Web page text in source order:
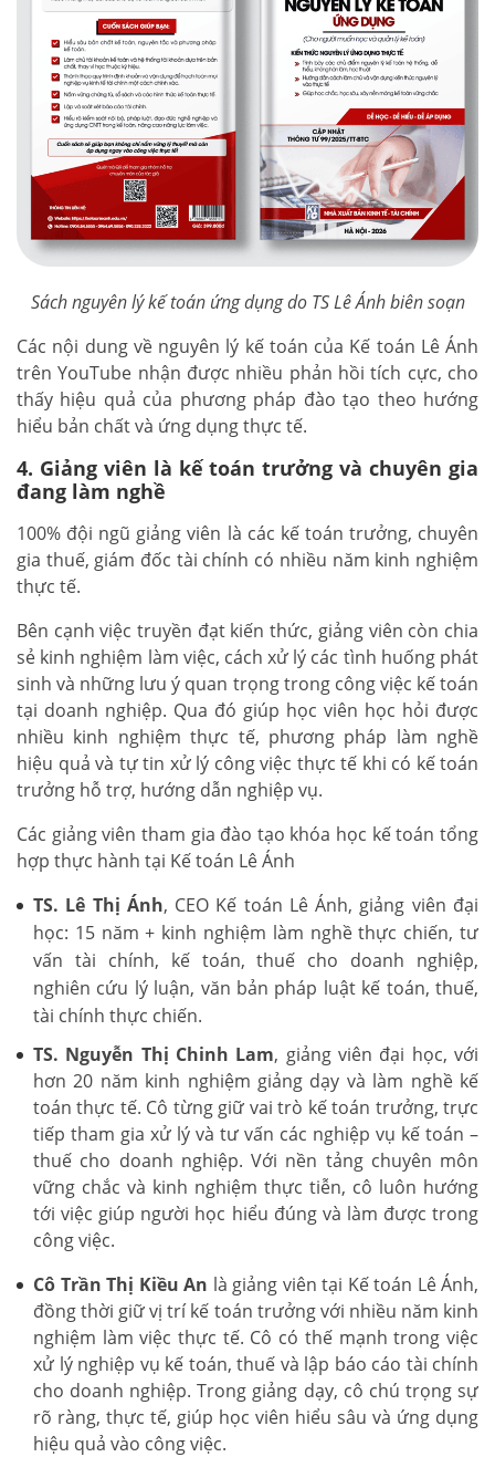
Sách nguyên lý kế toán ứng dụng do TS Lê Ánh biên soạn
Các nội dung về nguyên lý kế toán của Kế toán Lê Ánh
trên YouTube nhận được nhiều phản hồi tích cực, cho
thấy hiệu quả của phương pháp đào tạo theo hướng
hiểu bản chất và ứng dụng thực tế.
4. Giảng viên là kế toán trưởng và chuyên gia
đang làm nghề
100% đội ngũ giảng viên là các kế toán trưởng, chuyên
gia thuế, giám đốc tài chính có nhiều năm kinh nghiệm
thực tế.
Bên cạnh việc truyền đạt kiến thức, giảng viên còn chia
sẻ kinh nghiệm làm việc, cách xử lý các tình huống phát
sinh và những lưu ý quan trọng trong công việc kế toán
tại doanh nghiệp. Qua đó giúp học viên học hỏi được
nhiều kinh nghiệm thực tế, phương pháp làm nghề
hiệu quả và tự tin xử lý công việc thực tế khi có kế toán
trưởng hỗ trợ, hướng dẫn nghiệp vụ.
Các giảng viên tham gia đào tạo khóa học kế toán tổng
hợp thực hành tại Kế toán Lê Ánh
TS. Lê Thị Ánh, CEO Kế toán Lê Ánh, giảng viên đại
học: 15 năm + kinh nghiệm làm nghề thực chiến, tư
vấn tài chính, kế toán, thuế cho doanh nghiệp,
nghiên cứu lý luận, văn bản pháp luật kế toán, thuế,
tài chính thực chiến.
TS. Nguyễn Thị Chinh Lam, giảng viên đại học, với
hơn 20 năm kinh nghiệm giảng dạy và làm nghề kế
toán thực tế. Cô từng giữ vai trò kế toán trưởng, trực
tiếp tham gia xử lý và tư vấn các nghiệp vụ kế toán –
thuế cho doanh nghiệp. Với nền tảng chuyên môn
vững chắc và kinh nghiệm thực tiễn, cô luôn hướng
tới việc giúp người học hiểu đúng và làm được trong
công việc.
Cô Trần Thị Kiều An là giảng viên tại Kế toán Lê Ánh,
đồng thời giữ vị trí kế toán trưởng với nhiều năm kinh
nghiệm làm việc thực tế. Cô có thế mạnh trong việc
xử lý nghiệp vụ kế toán, thuế và lập báo cáo tài chính
cho doanh nghiệp. Trong giảng dạy, cô chú trọng sự
rõ ràng, thực tế, giúp học viên hiểu sâu và ứng dụng
hiệu quả vào công việc.